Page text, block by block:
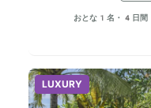
おとな1名・4日間
LUXURY